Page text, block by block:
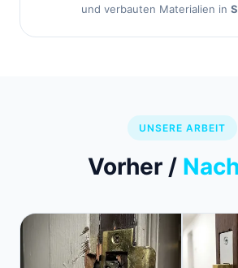
und verbauten Materialien in
UNSERE ARBEIT
Vorher /